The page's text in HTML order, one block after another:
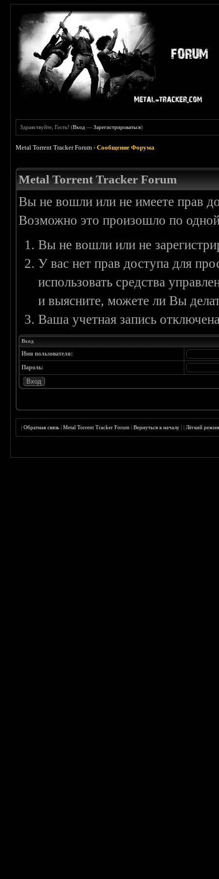
Здравствуйте, Гость! (Вход —Зарегистрироваться)
Metal Torrent Tracker Forum ›Сообщение Форума
Metal Torrent Tracker Forum
Вы не вошли или не имеете прав
Возможно это произошло по
Вы не вошли или не
У вас нет прав доступа для
использовать средства
и выясните, можете ли Вы
Ваша учетная запись
Вход
Имя пользователя:
Пароль:
|Обратная связь |Metal Torrent Tracker Forum |Вернуться к началу ||Лёгкий